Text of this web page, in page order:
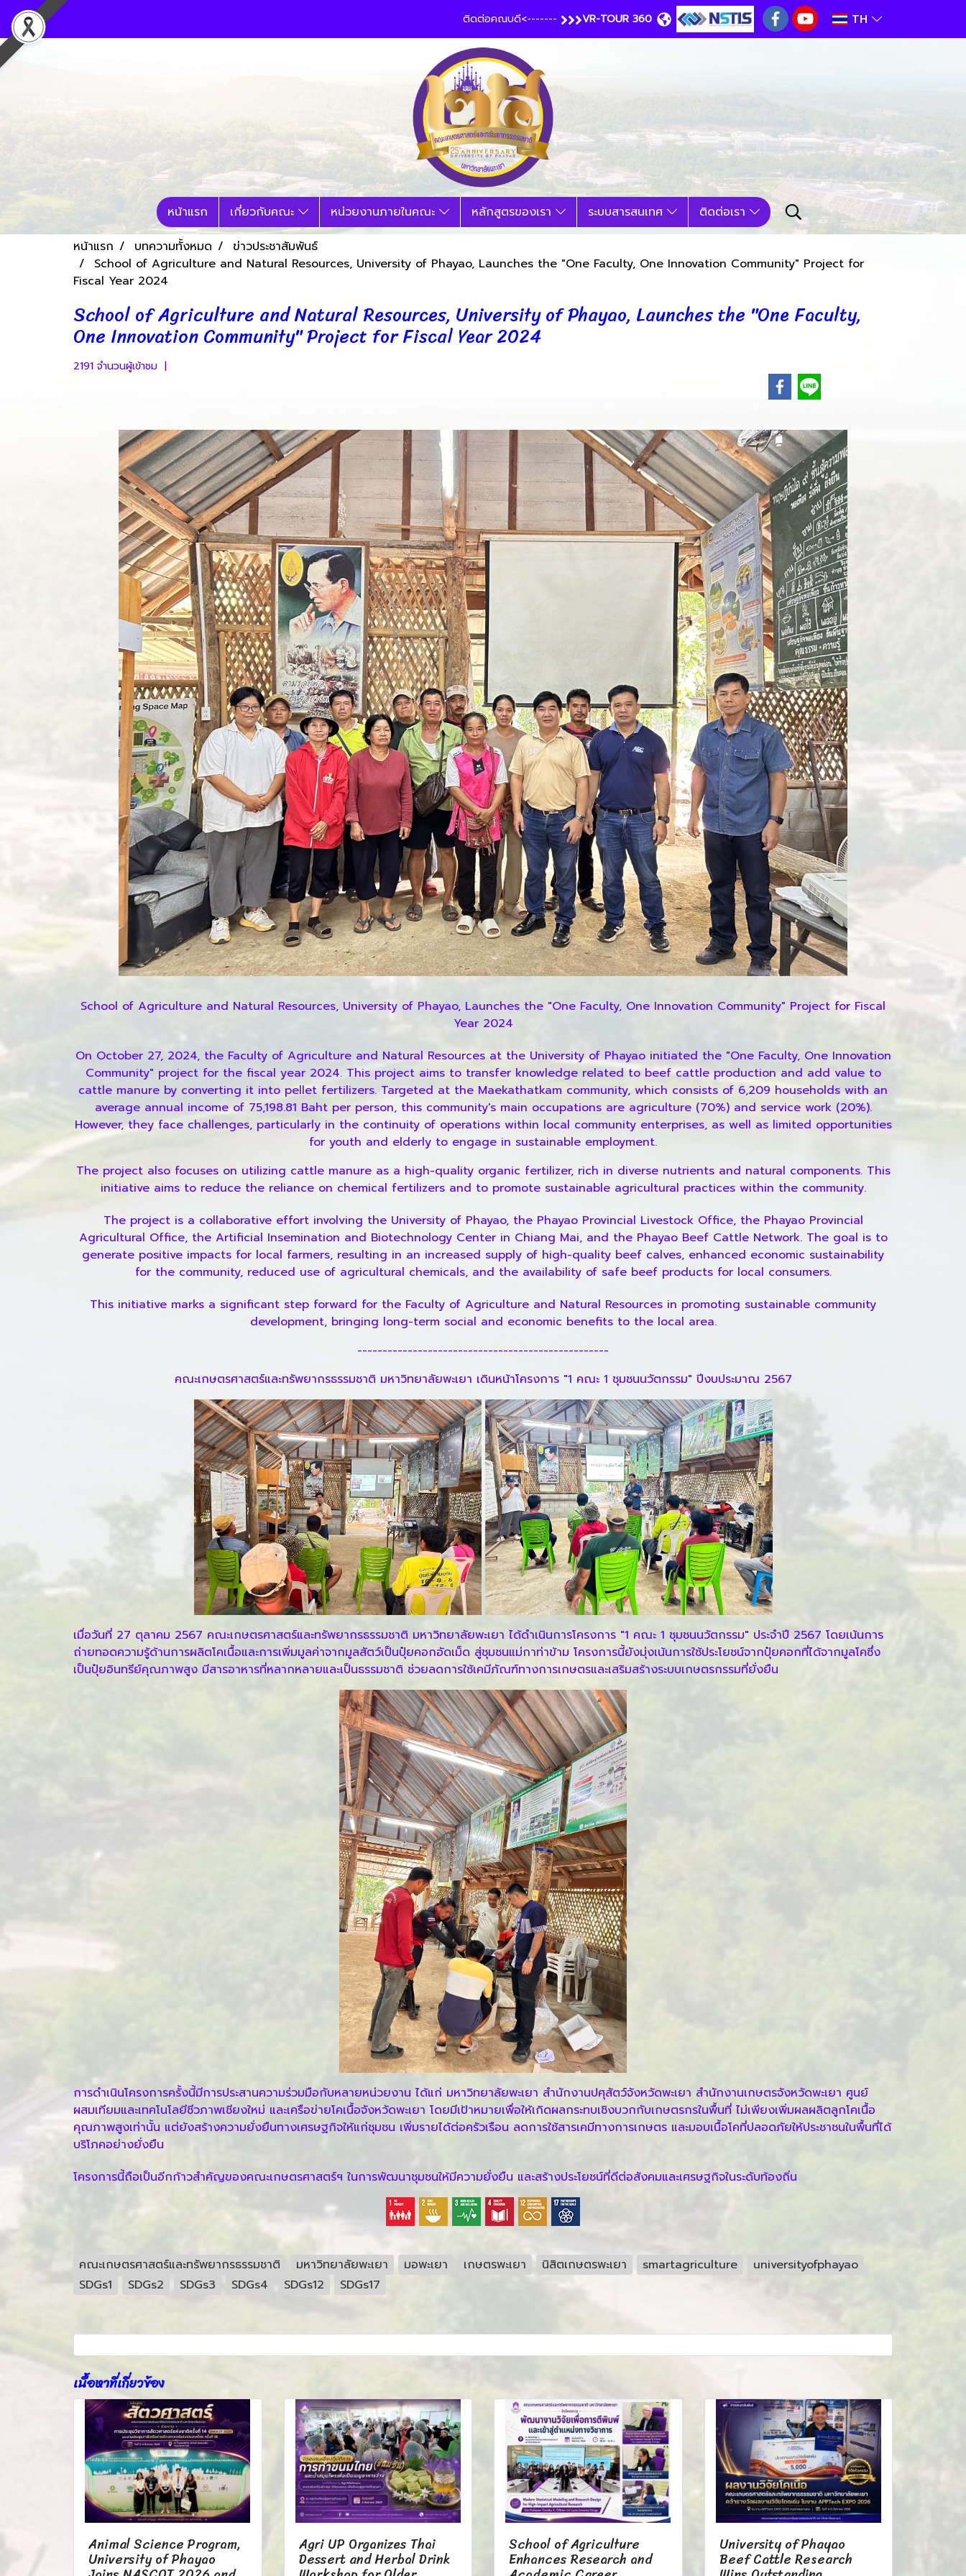
ติดต่อคณบดี<------- VR-TOUR 360 TH
หน้าแรก เกี่ยวกับคณะ หน่วยงานภายในคณะ หลักสูตรของเรา ระบบสารสนเทศ
ติดต่อเรา
หน้าแรก
บทความทั้งหมด
ข่าวประชาสัมพันธ์
School of Agriculture and Natural Resources, University of Phayao, Launches the "One Faculty, One Innovation Community" Project for
Fiscal Year 2024
School of Agriculture and Natural Resources, University of Phayao, Launches the "One Faculty,
One Innovation Community" Project for Fiscal Year 2024
2191 จำนวนผู้เข้าชม |
School of Agriculture and Natural Resources, University of Phayao, Launches the "One Faculty, One Innovation Community" Project for Fiscal
Year 2024
On October 27, 2024, the Faculty of Agriculture and Natural Resources at the University of Phayao initiated the "One Faculty, One Innovation
Community" project for the fiscal year 2024. This project aims to transfer knowledge related to beef cattle production and add value to
cattle manure by converting it into pellet fertilizers. Targeted at the Maekathatkam community, which consists of 6,209 households with an
average annual income of 75,198.81 Baht per person, this community's main occupations are agriculture (70%) and service work (20%).
However, they face challenges, particularly in the continuity of operations within local community enterprises, as well as limited opportunities
for youth and elderly to engage in sustainable employment.
The project also focuses on utilizing cattle manure as a high-quality organic fertilizer, rich in diverse nutrients and natural components. This
initiative aims to reduce the reliance on chemical fertilizers and to promote sustainable agricultural practices within the community.
The project is a collaborative effort involving the University of Phayao, the Phayao Provincial Livestock Office, the Phayao Provincial
Agricultural Office, the Artificial Insemination and Biotechnology Center in Chiang Mai, and the Phayao Beef Cattle Network. The goal is to
generate positive impacts for local farmers, resulting in an increased supply of high-quality beef calves, enhanced economic sustainability
for the community, reduced use of agricultural chemicals, and the availability of safe beef products for local consumers.
This initiative marks a significant step forward for the Faculty of Agriculture and Natural Resources in promoting sustainable community
development, bringing long-term social and economic benefits to the local area.
--------------------------------------------------
คณะเกษตรศาสตร์และทรัพยากรธรรมชาติ มหาวิทยาลัยพะเยา เดินหน้าโครงการ "1 คณะ 1 ชุมชนนวัตกรรม" ปีงบประมาณ 2567
เมื่อวันที่ 27 ตุลาคม 2567 คณะเกษตรศาสตร์และทรัพยากรธรรมชาติ มหาวิทยาลัยพะเยา ได้ดำเนินการโครงการ "1 คณะ 1 ชุมชนนวัตกรรม" ประจำปี 2567 โดยเน้นการ
ถ่ายทอดความรู้ด้านการผลิตโคเนื้อและการเพิ่มมูลค่าจากมูลสัตว์เป็นปุ๋ยคอกอัดเม็ด สู่ชุมชนแม่กาท่าข้าม โครงการนี้ยังมุ่งเน้นการใช้ประโยชน์จากปุ๋ยคอกที่ได้จากมูลโคซึ่ง
เป็นปุ๋ยอินทรีย์คุณภาพสูง มีสารอาหารที่หลากหลายและเป็นธรรมชาติ ช่วยลดการใช้เคมีภัณฑ์ทางการเกษตรและเสริมสร้างระบบเกษตรกรรมที่ยั่งยืน
การดำเนินโครงการครั้งนี้มีการประสานความร่วมมือกับหลายหน่วยงาน ได้แก่ มหาวิทยาลัยพะเยา สำนักงานปศุสัตว์จังหวัดพะเยา สำนักงานเกษตรจังหวัดพะเยา ศูนย์
ผสมเทียมและเทคโนโลยีชีวภาพเชียงใหม่ และเครือข่ายโคเนื้อจังหวัดพะเยา โดยมีเป้าหมายเพื่อให้เกิดผลกระทบเชิงบวกกับเกษตรกรในพื้นที่ ไม่เพียงเพิ่มผลผลิตลูกโคเนื้อ
คุณภาพสูงเท่านั้น แต่ยังสร้างความยั่งยืนทางเศรษฐกิจให้แก่ชุมชน เพิ่มรายได้ต่อครัวเรือน ลดการใช้สารเคมีทางการเกษตร และมอบเนื้อโคที่ปลอดภัยให้ประชาชนในพื้นที่ได้
บริโภคอย่างยั่งยืน
โครงการนี้ถือเป็นอีกก้าวสำคัญของคณะเกษตรศาสตร์ฯ ในการพัฒนาชุมชนให้มีความยั่งยืน และสร้างประโยชน์ที่ดีต่อสังคมและเศรษฐกิจในระดับท้องถิ่น
คณะเกษตรศาสตร์และทรัพยากรธรรมชาติ มหาวิทยาลัยพะเยา มอพะเยา เกษตรพะเยา นิสิตเกษตรพะเยา smartagriculture
universityofphayao
SDGs1
SDGs2 SDGs3 SDGs4 SDGs12 SDGs17
เนื้อหาที่เกี่ยวข้อง
Animal Science Program,
University of Phayao
Agri UP Organizes Thai
Dessert and Herbal Drink
School of Agriculture
Enhances Research and
University of Phayao
Beef Cattle Research